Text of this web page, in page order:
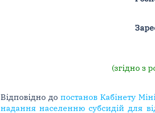
(згідно з
Відповідно допостанов Кабінету
надання населенню субсидій для